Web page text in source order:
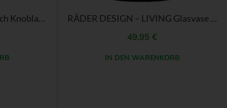
WD Lifestyle – Geschirrtuch Knoblauch-Design RÄDER DESIGN – LIVING Glasvase Pusteblume
49,95 €
IN DEN WARENKORB